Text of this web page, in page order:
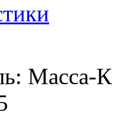
: Масса-К